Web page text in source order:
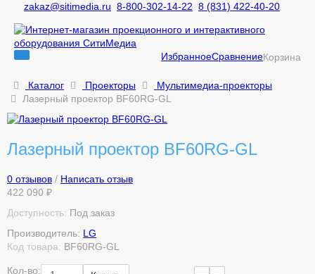
8 (831) 422-40-20
8-800-302-14-22
zakaz@sitimedia.ru
Корзина
Сравнение
Избранное
Каталог Проекторы
Мультимедиа-проекторы
Лазерный проектор BF60RG-GL
Лазерный проектор BF60RG-GL
0 отзывов / Написать отзыв
422 090 ₽
Доступность: Под заказ
Производитель: LG
Код товара: BF60RG-GL
Кол-во: